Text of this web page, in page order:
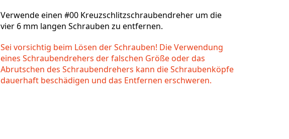
Verwende einen #00 Kreuzschlitzschraubendreher um die
vier 6 mm langen Schrauben zu entfernen.
Sei vorsichtig beim Lösen der Schrauben! Die Verwendung
eines Schraubendrehers der falschen Größe oder das
Abrutschen des Schraubendrehers kann die Schraubenköpfe
dauerhaft beschädigen und das Entfernen erschweren.